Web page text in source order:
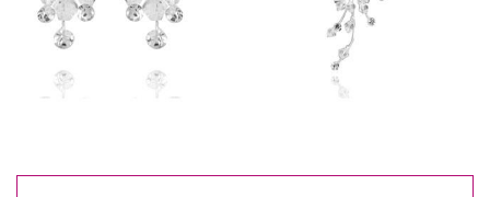
Pret
100 Lei - 200 Lei
500 Lei - 1000 Lei